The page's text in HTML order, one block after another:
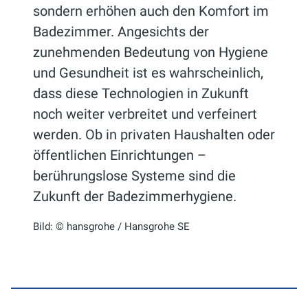
sondern erhöhen auch den Komfort im
Badezimmer. Angesichts der
zunehmenden Bedeutung von Hygiene
und Gesundheit ist es wahrscheinlich,
dass diese Technologien in Zukunft
noch weiter verbreitet und verfeinert
werden. Ob in privaten Haushalten oder
öffentlichen Einrichtungen –
berührungslose Systeme sind die
Zukunft der Badezimmerhygiene.
Bild: © hansgrohe / Hansgrohe SE